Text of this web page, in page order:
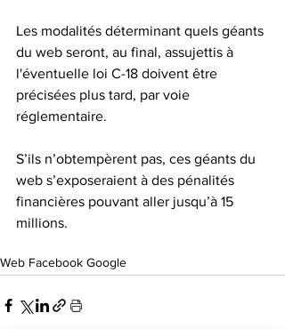
Les modalités déterminant quels géants
du web seront, au final, assujettis à
l'éventuelle loi C-18 doivent être
précisées plus tard, par voie
réglementaire.
S’ils n’obtempèrent pas, ces géants du
web s’exposeraient à des pénalités
financières pouvant aller jusqu’à 15
millions.
Web Facebook Google